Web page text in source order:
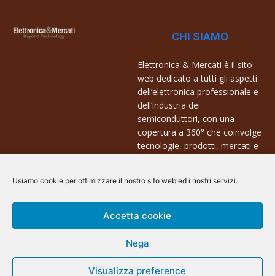
Usiamo cookie per ottimizzare il nostro sito web ed i nostri servizi.
Accetta cookie
Nega
Visualizza preference
CHI SIAMO
Elettronica & Mercati è il sito
web dedicato a tutti gli aspetti
dell’elettronica professionale e
dell’industria dei
semiconduttori, con una
copertura a 360° che coinvolge
tecnologie, prodotti, mercati e
Contatti:
info@arscommunication.it
@ArsCommunication 2023